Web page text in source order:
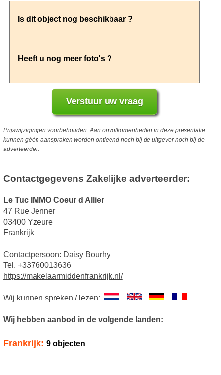
Prijswijzigingen voorbehouden. Aan onvolkomenheden in deze presentatie
kunnen géén aanspraken worden ontleend noch bij de uitgever noch bij de
adverteerder.
Contactgegevens Zakelijke adverteerder:
Le Tuc IMMO Coeur d Allier
47 Rue Jenner
03400 Yzeure
Frankrijk
Contactpersoon: Daisy Bourhy
Tel. +33760013636
https://makelaarmiddenfrankrijk.nl/
Wij kunnen spreken / lezen:
Wij hebben aanbod in de volgende landen:
Frankrijk: 9 objecten